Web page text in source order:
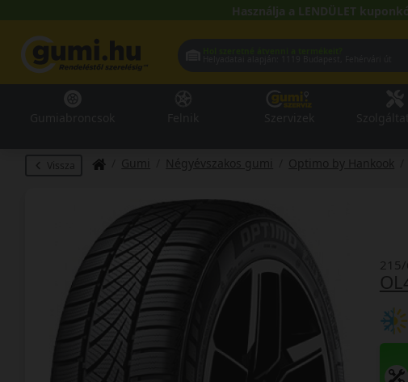
Használja a LENDÜLET
Vissza Gumi Négyévszakos gumi Optimo by Hankook